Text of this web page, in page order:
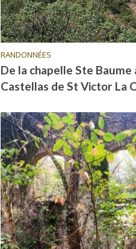
RANDONNÉES
De la chapelle Ste Baume
Castellas de St Victor La